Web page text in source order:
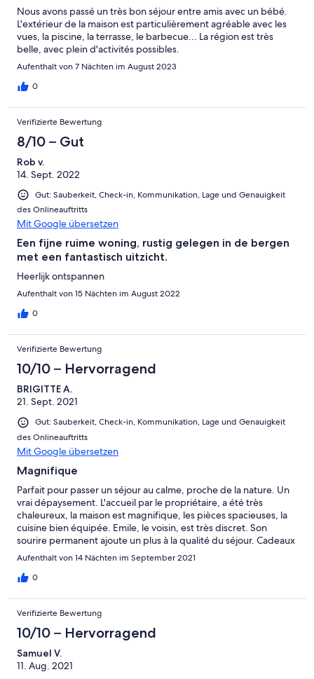
Nous avons passé un très bon séjour entre amis avec un bébé.
L'extérieur de la maison est particulièrement agréable avec les
vues, la piscine, la terrasse, le barbecue... La région est très
belle, avec plein d'activités possibles.
Aufenthalt von 7 Nächten im August 2023
0
Verifizierte Bewertung
8/10 – Gut
Rob v.
14. Sept. 2022
Gut: Sauberkeit, Check-in, Kommunikation, Lage und Genauigkeit
des Onlineauftritts
Mit Google übersetzen
Een fijne ruime woning, rustig gelegen in de bergen
met een fantastisch uitzicht.
Heerlijk ontspannen
Aufenthalt von 15 Nächten im August 2022
0
Verifizierte Bewertung
10/10 – Hervorragend
BRIGITTE A.
21. Sept. 2021
Gut: Sauberkeit, Check-in, Kommunikation, Lage und Genauigkeit
des Onlineauftritts
Mit Google übersetzen
Magnifique
Parfait pour passer un séjour au calme, proche de la nature. Un
vrai dépaysement. L'accueil par le propriétaire, a été très
chaleureux, la maison est magnifique, les pièces spacieuses, la
cuisine bien équipée. Emile, le voisin, est très discret. Son
sourire permanent ajoute un plus à la qualité du séjour. Cadeaux
de bienvenue à notre arrivée toujours bien agréables. Tout vous
incite à revenir vous ressourcer dans ce mas magnifique et son
environnement exceptionnel. Encore Merci à vous tous. B.
Aufenthalt von 14 Nächten im September 2021
0
Verifizierte Bewertung
10/10 – Hervorragend
Samuel V.
11. Aug. 2021